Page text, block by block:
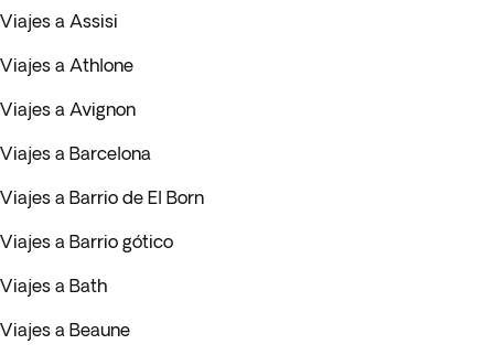
Viajes a Assisi
Viajes a Athlone
Viajes a Avignon
Viajes a Barcelona
Viajes a Barrio de El Born
Viajes a Barrio gótico
Viajes a Bath
Viajes a Beaune